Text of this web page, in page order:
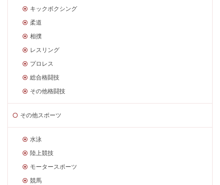
キックボクシング
柔道
相撲
レスリング
プロレス
総合格闘技
その他格闘技
その他スポーツ
水泳
陸上競技
モータースポーツ
競馬